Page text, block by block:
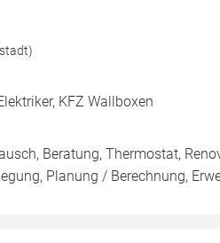
KFZ Wallboxen
Beratung, Thermostat,
Planung / Berechnung,